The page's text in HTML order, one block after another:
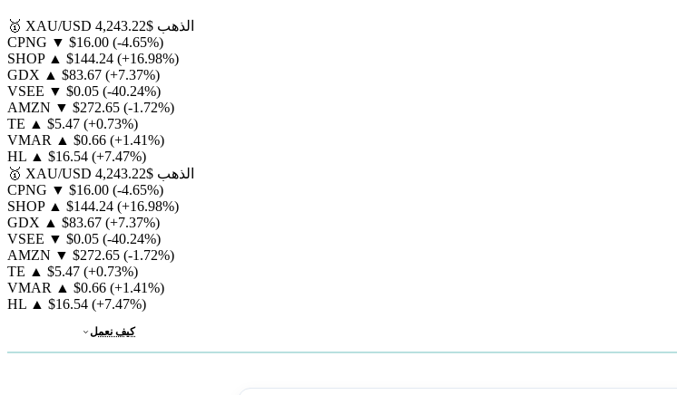
🥇 XAU/USD الذهب $4,243.22
CPNG ▼ $16.00 (-4.65%)
SHOP ▲ $144.24 (+16.98%)
GDX ▲ $83.67 (+7.37%)
VSEE ▼ $0.05 (-40.24%)
AMZN ▼ $272.65 (-1.72%)
TE ▲ $5.47 (+0.73%)
VMAR ▲ $0.66 (+1.41%)
HL ▲ $16.54 (+7.47%)
🥇 XAU/USD الذهب $4,243.22
CPNG ▼ $16.00 (-4.65%)
SHOP ▲ $144.24 (+16.98%)
GDX ▲ $83.67 (+7.37%)
VSEE ▼ $0.05 (-40.24%)
AMZN ▼ $272.65 (-1.72%)
TE ▲ $5.47 (+0.73%)
VMAR ▲ $0.66 (+1.41%)
HL ▲ $16.54 (+7.47%)
كيف نعمل